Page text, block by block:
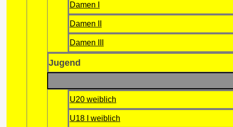
Damen I
Damen II
Damen III
Jugend
U20 weiblich
U18 I weiblich